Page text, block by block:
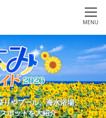
MENU
りやプール、海水浴場、
ポットを大紹介